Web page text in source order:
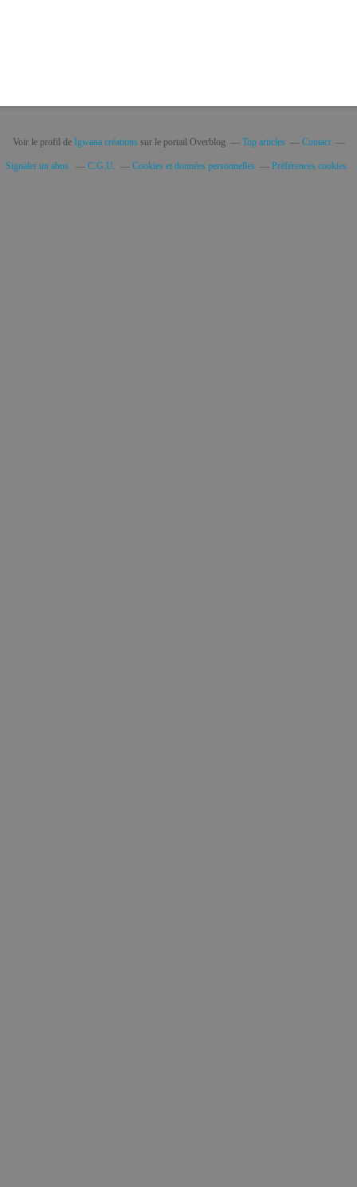
Voir le profil de Igwana créationssur le portail Overblog Top articles Contact
Signaler un abus C.G.U. Cookies et données personnelles Préférences cookies